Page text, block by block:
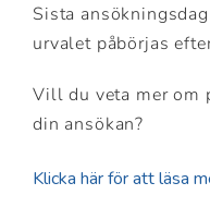
Sista
urvalet påbörjas
Vill du veta mer om
din ansökan?
Klicka här för att läsa